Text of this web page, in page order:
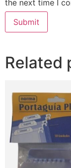
the next time I
Related